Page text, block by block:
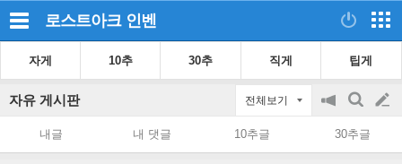
로스트아크 인벤
자게 10추 30추 직게 팁게
자유 게시판 전체보기
공
지
on/off
검
색
글
쓰
내글 내 댓글 10추글 30추글